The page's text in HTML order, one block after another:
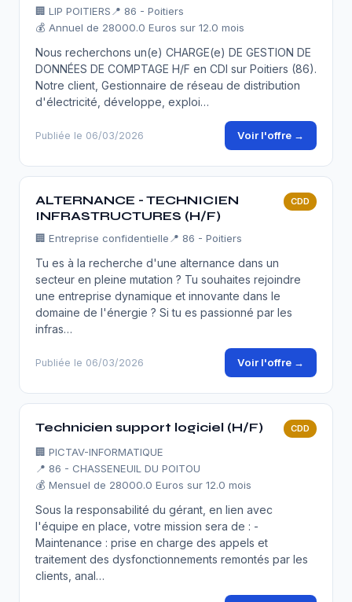
🏢 LIP POITIERS 📍 86 - Poitiers
💰 Annuel de 28000.0 Euros sur 12.0 mois
Nous recherchons un(e) CHARGE(e) DE GESTION DE
DONNÉES DE COMPTAGE H/F en CDI sur Poitiers (86).
Notre client, Gestionnaire de réseau de distribution
d'électricité, développe, exploi…
Publiée le 06/03/2026 Voir l'offre →
ALTERNANCE - TECHNICIEN
INFRASTRUCTURES (H/F)
CDD
🏢 Entreprise confidentielle 📍 86 - Poitiers
Tu es à la recherche d'une alternance dans un
secteur en pleine mutation ? Tu souhaites rejoindre
une entreprise dynamique et innovante dans le
domaine de l'énergie ? Si tu es passionné par les
infras…
Publiée le 06/03/2026 Voir l'offre →
Technicien support logiciel (H/F) CDD
🏢 PICTAV-INFORMATIQUE
📍 86 - CHASSENEUIL DU POITOU
💰 Mensuel de 28000.0 Euros sur 12.0 mois
Sous la responsabilité du gérant, en lien avec
l'équipe en place, votre mission sera de : -
Maintenance : prise en charge des appels et
traitement des dysfonctionnements remontés par les
clients, anal…